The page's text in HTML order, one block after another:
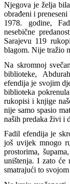
Njegova je želja
obrađeni i
1978. godine,
nesebične
Sarajevu 119
blagom. Nije tražio
Na skromnoj
biblioteke,
efendija je svojim
biblioteka
rukopisi i knjige
nije samo spasio
naših predaka živi i
Fadil efendija je
još uvijek mnogo
prostorima,
uništenja. I zato će
smatrajući to